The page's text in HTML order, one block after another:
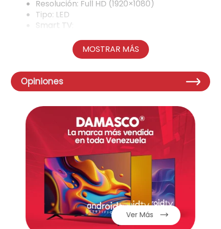
Resolución: Full HD (1920×1080)
Tipo: LED
Smart TV
como YouTube, Netflix, y la Play Store
Conectividad: Wi-Fi y Bluetooth integrados
Memoria interna: 8GB de almacenamiento
Conectividad y puertos
HDMI: 2 entradas
Otras entradas: Componente, audio/video,
de audífonos
Puerto de red: Sí (RJ45)
Bocinas integradas:2×8W2 cross 8 cap W
2×8𝑊
Energía:
Voltaje: 110-240v, 50-60Hz
MOSTRAR MÁS
Opiniones
Ver Más